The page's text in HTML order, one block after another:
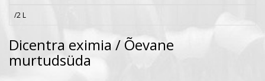
/2 L
Dicentra eximia / Õevane
murtudsüda